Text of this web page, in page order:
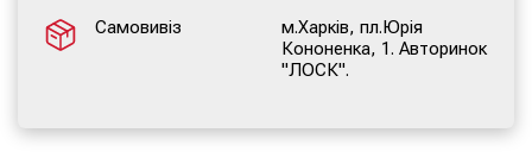
Самовивіз
м.Харків, пл.Юрія
Кононенка, 1. Авторинок
"ЛОСК".